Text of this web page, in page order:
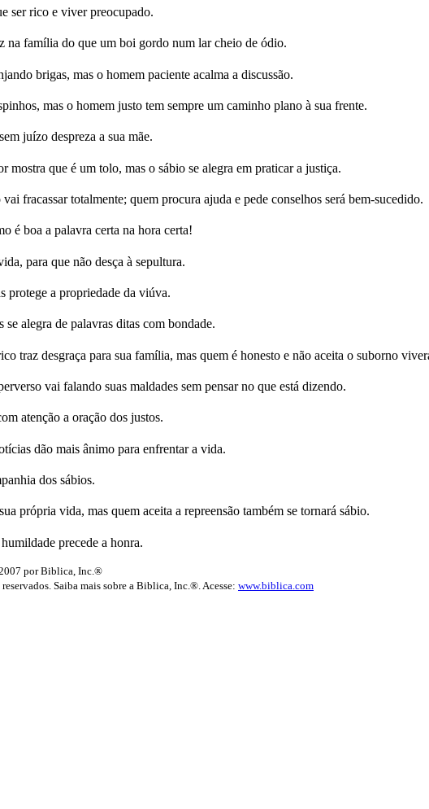
ser rico e viver preocupado.
na família do que um boi gordo num lar cheio de ódio.
brigas, mas o homem paciente acalma a discussão.
mas o homem justo tem sempre um caminho plano à sua frente.
juízo despreza a sua mãe.
mostra que é um tolo, mas o sábio se alegra em praticar a justiça.
fracassar totalmente; quem procura ajuda e pede conselhos será bem-sucedido.
é boa a palavra certa na hora certa!
para que não desça à sepultura.
protege a propriedade da viúva.
alegra de palavras ditas com bondade.
traz desgraça para sua família, mas quem é honesto e não aceita o suborno
vai falando suas maldades sem pensar no que está dizendo.
atenção a oração dos justos.
dão mais ânimo para enfrentar a vida.
dos sábios.
própria vida, mas quem aceita a repreensão também se tornará sábio.
precede a honra.
por Biblica, Inc.®
Saiba mais sobre a Biblica, Inc.®. Acesse: www.biblica.com